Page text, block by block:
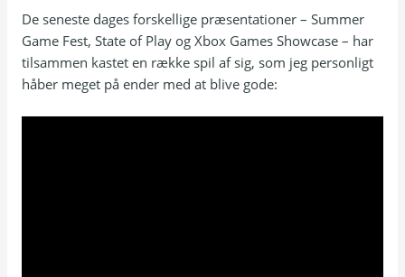
De seneste dages forskellige præsentationer – Summer
Game Fest, State of Play og Xbox Games Showcase – har
tilsammen kastet en række spil af sig, som jeg personligt
håber meget på ender med at blive gode: